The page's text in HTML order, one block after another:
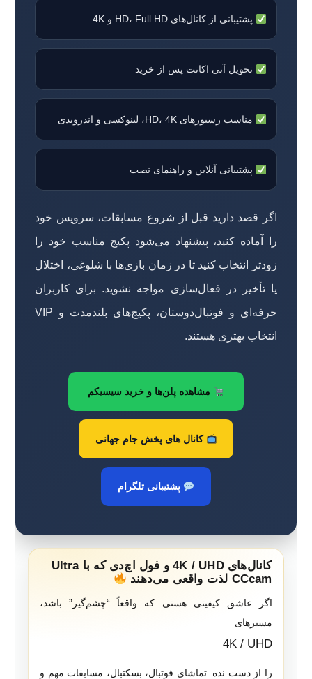
پشتیبانی از کانال‌های HD، Full HD و 4K
تحویل آنی اکانت پس از خرید
مناسب رسیورهای HD، 4K، لینوکسی و اندرویدی
پشتیبانی آنلاین و راهنمای نصب
اگر قصد دارید قبل از شروع مسابقات، سرویس خود
را آماده کنید، پیشنهاد می‌شود پکیج مناسب خود را
زودتر انتخاب کنید تا در زمان بازی‌ها با شلوغی، اختلال
یا تأخیر در فعال‌سازی مواجه نشوید. برای کاربران
حرفه‌ای و فوتبال‌دوستان، پکیج‌های بلندمدت و VIP
انتخاب بهتری هستند.
مشاهده پلن‌ها و خرید سیسیکم
کانال های پخش جام جهانی
پشتیبانی تلگرام
کانال‌های 4K / UHD و فول اچ‌دی که با Ultra
CCcam لذت واقعی می‌دهند
اگر عاشق کیفیتی هستی که واقعاً “چشم‌گیر” باشد،
مسیرهای
4K / UHD
را از دست نده. تماشای فوتبال، بسکتبال، مسابقات مهم و